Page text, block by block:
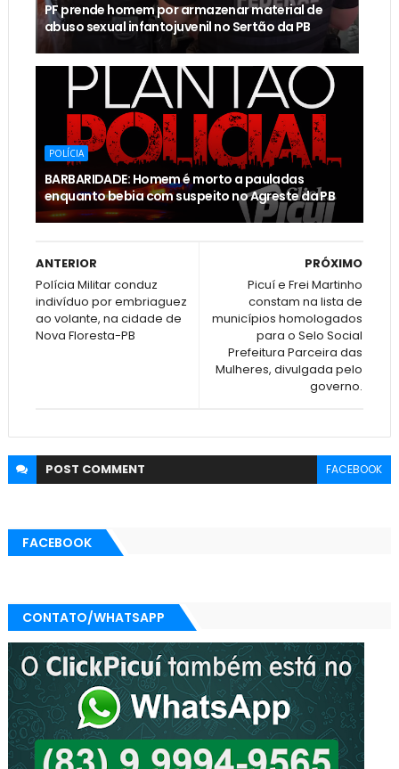
PF prende homem por armazenar material de
abuso sexual infantojuvenil no Sertão da PB
POLÍCIA
BARBARIDADE: Homem é morto a pauladas
enquanto bebia com suspeito no Agreste da PB
PRÓXIMO
Picuí e Frei Martinho
constam na lista de
municípios homologados
para o Selo Social
Prefeitura Parceira das
Mulheres, divulgada pelo
governo.
ANTERIOR
Polícia Militar conduz
indivíduo por embriaguez
ao volante, na cidade de
Nova Floresta-PB
POST COMMENT FACEBOOK
FACEBOOK
CONTATO/WHATSAPP